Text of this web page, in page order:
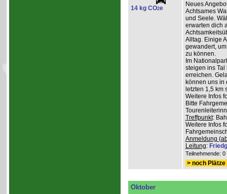
14 kg CO2e
Neues
Achtsames
und Seele.
erwarten dich
Alltag. Einige
gewandert,
zu können.
Im
steigen ins
erreichen.
können uns in
letzten 1,5 km
Weitere Infos
Bitte
Treffpunkt:
Weitere Infos
Anmeldung
Leitung:
Teilnehmende:
> noch
Oktober